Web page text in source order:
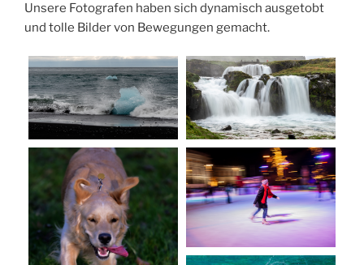
Unsere Fotografen haben sich dynamisch ausgetobt
und tolle Bilder von Bewegungen gemacht.